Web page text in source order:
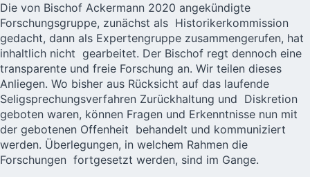
Die von Bischof Ackermann 2020 angekündigte
Forschungsgruppe, zunächst als Historikerkommission
gedacht, dann als Expertengruppe zusammengerufen, hat
inhaltlich nicht gearbeitet. Der Bischof regt dennoch eine
transparente und freie Forschung an. Wir teilen dieses
Anliegen. Wo bisher aus Rücksicht auf das laufende
Seligsprechungsverfahren Zurückhaltung und Diskretion
geboten waren, können Fragen und Erkenntnisse nun mit
der gebotenen Offenheit behandelt und kommuniziert
werden. Überlegungen, in welchem Rahmen die
Forschungen fortgesetzt werden, sind im Gange.